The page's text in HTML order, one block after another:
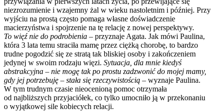
niezrozumienie i wzajemny żal w wieku nastoletnim i później. Przy
wyjściu na prostą często pomaga własne doświadczenie
macierzyństwa i spojrzenie na tę relację z nowej perspektywy.
To więź nie do podrobienia – przyznaje Agata. Jak mówi Paulina,
która 3 lata temu straciła mamę przez ciężką chorobę, to bardzo
trudne pogodzić się ze stratą tak bliskiej osoby i zakończeniem
jedynej w swoim rodzaju więzi. Sytuacja, dla mnie kiedyś
abstrakcyjna – nie mogę tak po prostu zadzwonić do mojej mamy,
gdy jej potrzebuję – stała się rzeczywistością – wyznaje Paulina.
W tym trudnym czasie nieocenioną pomoc otrzymała
od najbliższych przyjaciółek, co tylko umocniło ją w przekonaniu
o wyjątkowej sile kobiecych relacji.